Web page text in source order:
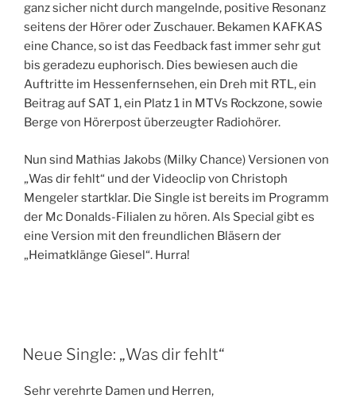
ganz sicher nicht durch mangelnde, positive Resonanz
seitens der Hörer oder Zuschauer. Bekamen KAFKAS
eine Chance, so ist das Feedback fast immer sehr gut
bis geradezu euphorisch. Dies bewiesen auch die
Auftritte im Hessenfernsehen, ein Dreh mit RTL, ein
Beitrag auf SAT 1, ein Platz 1 in MTVs Rockzone, sowie
Berge von Hörerpost überzeugter Radiohörer.
Nun sind Mathias Jakobs (Milky Chance) Versionen von
„Was dir fehlt“ und der Videoclip von Christoph
Mengeler startklar. Die Single ist bereits im Programm
der Mc Donalds-Filialen zu hören. Als Special gibt es
eine Version mit den freundlichen Bläsern der
„Heimatklänge Giesel“. Hurra!
Neue Single: „Was dir fehlt“
Sehr verehrte Damen und Herren,